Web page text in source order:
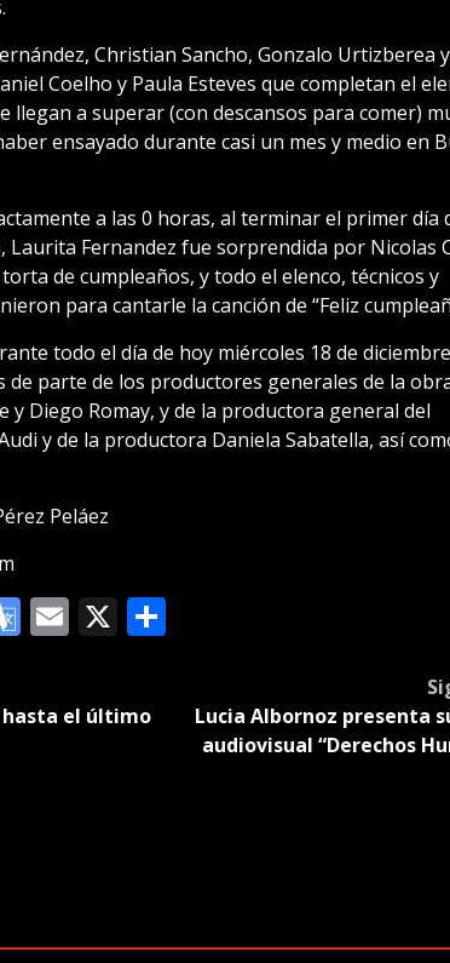
Christian Sancho, Gonzalo Urtizberea
Coelho y Paula Esteves que completan el
llegan a superar (con descansos para comer)
ensayado durante casi un mes y medio en
a las 0 horas, al terminar el primer día
Laurita Fernandez fue sorprendida por Nicolas
de cumpleaños, y todo el elenco, técnicos y
para cantarle la canción de “Feliz
todo el día de hoy miércoles 18 de
de parte de los productores generales de la
y Diego Romay, y de la productora general del
y de la productora Daniela Sabatella, así
Peláez
Google
Email
X Compartir
hasta el último
Lucia Albornoz presenta
audiovisual “Derechos